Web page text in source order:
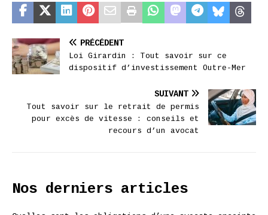
PRÉCÉDENT
Loi Girardin : Tout savoir sur ce
dispositif d’investissement Outre-Mer
SUIVANT
Tout savoir sur le retrait de permis
pour excès de vitesse : conseils et
recours d’un avocat
Nos derniers articles